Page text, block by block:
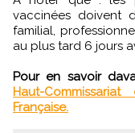
vaccinées doivent
familial,
au plus tard 6 jours
Pour en savoir
Haut-
Française.